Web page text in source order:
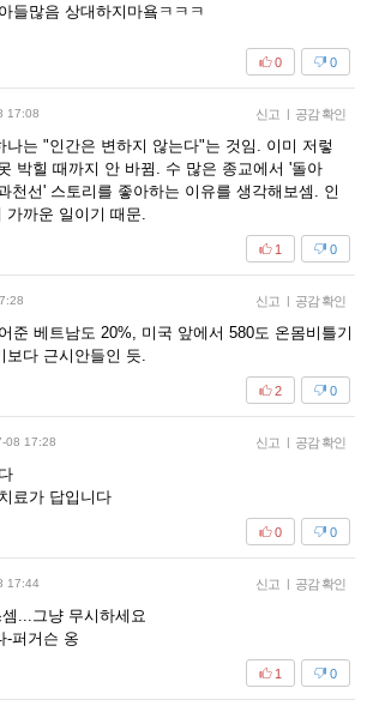
들많음 상대하지마욬ㅋㅋㅋ
0
0
17:08 신고 | 공감 확인
나는 "인간은 변하지 않는다"는 것임. 이미 저렇
박힐 때까지 안 바뀜. 수 많은 종교에서 '돌아
천선' 스토리를 좋아하는 이유를 생각해보셈. 인
가까운 일이기 때문.
0
1
신고 | 공감 확인
준 베트남도 20%, 미국 앞에서 580도 온몸비틀기
보다 근시안들인 듯.
0
2
08 17:28 신고 | 공감 확인
료가 답입니다
0
0
17:44 신고 | 공감 확인
...그냥 무시하세요
-퍼거슨 옹
0
1